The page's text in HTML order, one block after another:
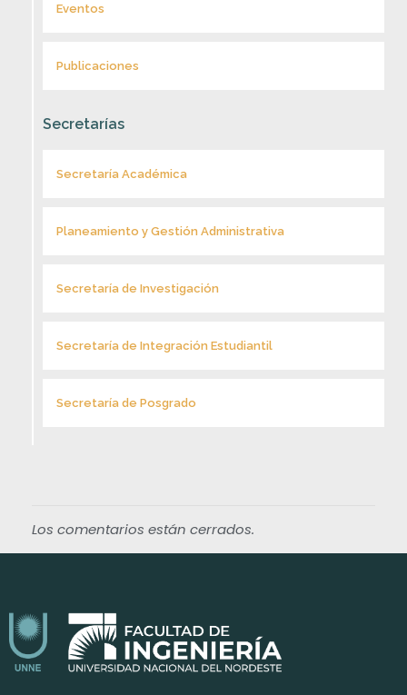
Eventos
Publicaciones
Secretarías
Secretaría Académica
Planeamiento y Gestión Administrativa
Secretaría de Investigación
Secretaría de Integración Estudiantil
Secretaría de Posgrado
Los comentarios están cerrados.